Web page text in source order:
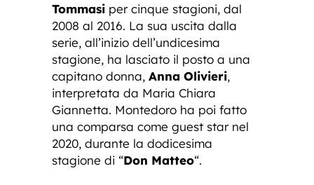
Tommasi per cinque stagioni, dal
2008 al 2016. La sua uscita dalla
serie, all’inizio dell’undicesima
stagione, ha lasciato il posto a una
capitano donna, Anna Olivieri,
interpretata da Maria Chiara
Giannetta. Montedoro ha poi fatto
una comparsa come guest star nel
2020, durante la dodicesima
stagione di “Don Matteo“.